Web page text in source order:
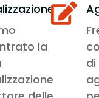
la

di